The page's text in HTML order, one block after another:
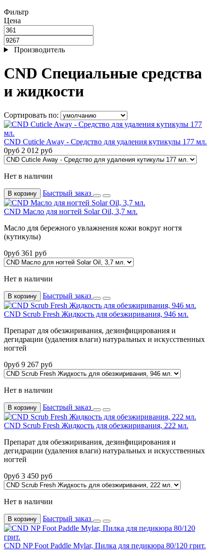
Фильтр
Цена
Производитель
CND Специальные средства
и жидкости
Сортировать по:
CND Cuticle Away - Средство для удаления кутикулы 177 мл.
0руб 2 012 руб
Нет в наличии
В корзину Быстрый заказ
CND Масло для ногтей Solar Oil, 3,7 мл.
Масло для бережного увлажнения кожи вокруг ногтя
(кутикулы)
0руб 361 руб
Нет в наличии
В корзину Быстрый заказ
CND Scrub Fresh Жидкость для обезжиривания, 946 мл.
Препарат для обезжиривания, дезинфицирования и
дегидрации (удаления влаги) натуральных и искусственных
ногтей
0руб 9 267 руб
Нет в наличии
В корзину Быстрый заказ
CND Scrub Fresh Жидкость для обезжиривания, 222 мл.
Препарат для обезжиривания, дезинфицирования и
дегидрации (удаления влаги) натуральных и искусственных
ногтей
0руб 3 450 руб
Нет в наличии
В корзину Быстрый заказ
CND NP Foot Paddle Mylar, Пилка для педикюра 80/120 грит.